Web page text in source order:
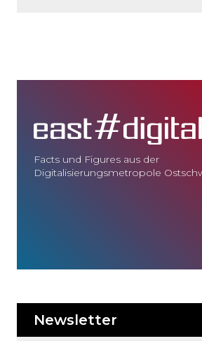
Facts und Figures aus der
Digitalisierungsmetropole
Newsletter